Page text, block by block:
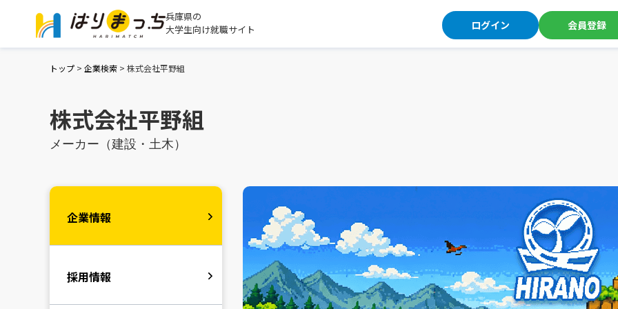
兵庫県の
大学生向け就職サイト
ログイン 会員登録
トップ > 企業検索 > 株式会社平野組
株式会社平野組
メーカー（建設・土木）
企業情報
採用情報